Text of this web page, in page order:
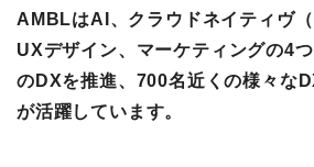
AMBLはAI、クラウドネイティヴ（
UXデザイン、マーケティングの4
のDXを推進、700名近くの様々な
が活躍しています。